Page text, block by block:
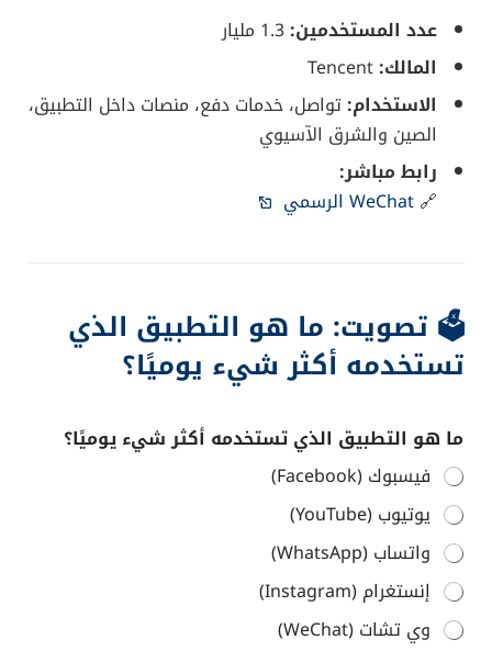
عدد المستخدمين:
المالك:
الاستخدام: تواصل، خدمات دفع، منصات داخل التطبيق،
الصين والشرق الآسيوي
رابط مباشر:
🔗 WeChat الرسمي
🗳️ تصويت: ما هو التطبيق الذي
تستخدمه أكثر شيء يوميًا؟
ل
ذ
ي
ا
ل
ذ
ي
ا
ل
ت
ما هو التطبيق الذي تستخدمه أكثر شيء يوميًا؟
فيسبوك (Facebook)
يوتيوب (YouTube)
واتساب (WhatsApp)
إنستغرام (Instagram)
وي تشات (WeChat)